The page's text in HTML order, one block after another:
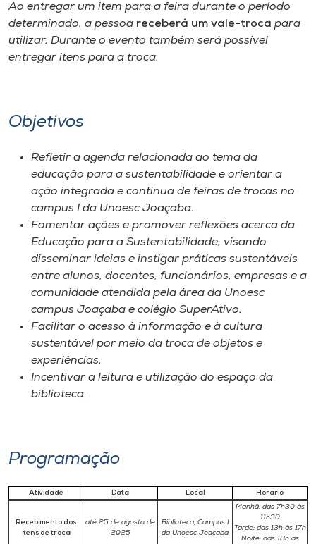
Ao entregar um item para a feira durante o período
determinado, a pessoa receberá um vale-troca para
utilizar. Durante o evento também será possível
entregar itens para a troca.
Objetivos
Refletir a agenda relacionada ao tema da
educação para a sustentabilidade e orientar a
ação integrada e contínua de feiras de trocas no
campus I da Unoesc Joaçaba.
Fomentar ações e promover reflexões acerca da
Educação para a Sustentabilidade, visando
disseminar ideias e instigar práticas sustentáveis
entre alunos, docentes, funcionários, empresas e a
comunidade atendida pela área da Unoesc
campus Joaçaba e colégio SuperAtivo.
Facilitar o acesso à informação e à cultura
sustentável por meio da troca de objetos e
experiências.
Incentivar a leitura e utilização do espaço da
biblioteca.
Programação
Atividade Data Local Horário
Recebimento dos
itens de troca
até 25 de agosto de
2025
Biblioteca, Campus I
da Unoesc Joaçaba
Manhã: das 7h30 às
11h30
Tarde: das 13h às 17h
Noite: das 18h às